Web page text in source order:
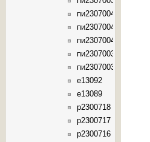
пи23070043
пи23070042
пи23070041
пи23070032
пи23070031
e13092
e13089
p2300718
p2300717
p2300716